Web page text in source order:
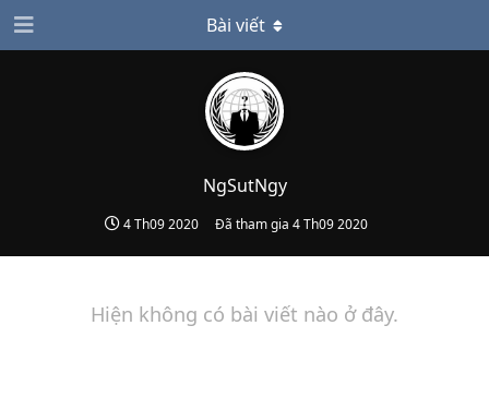
NgSutNgy
4 Th09 2020 Đã tham gia 4 Th09 2020
Bài viết
Hiện không có bài viết nào ở đây.